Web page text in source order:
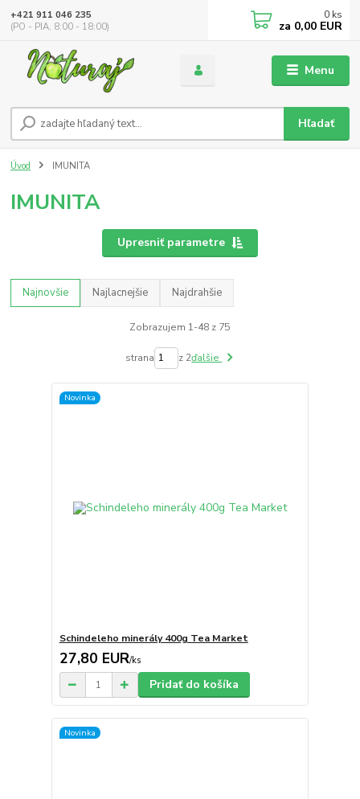
Menu
Hľadať
+421 911 046 235
(PO - PIA, 8:00 - 18:00)
0 ks
za 0,00 EUR
Úvod IMUNITA
IMUNITA
Upresniť parametre
Najnovšie Najlacnejšie Najdrahšie
Zobrazujem 1-48 z 75
strana z 2ďalšie
Novinka
Schindeleho minerály 400g Tea Market
27,80 EUR/ks
Pridať do košíka
Novinka